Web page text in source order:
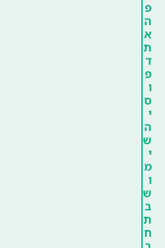
פ
ה
א
ת
ד
פ
ו
ס
י
ה
ש
י
מ
ו
ש
ב
ת
ח